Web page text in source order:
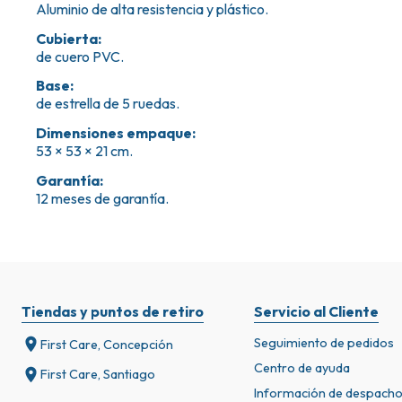
Aluminio de alta resistencia y plástico.
Cubierta:
de cuero PVC.
Base:
de estrella de 5 ruedas.
Dimensiones empaque:
53 × 53 × 21 cm.
Garantía:
12 meses de garantía.
Tiendas y puntos de retiro
First Care, Concepción
First Care, Santiago
Servicio al Cliente
Seguimiento de pedidos
Centro de ayuda
Información de